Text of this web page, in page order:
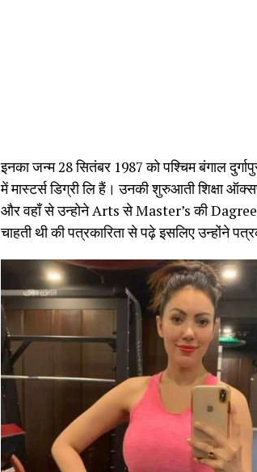
इनका जन्म 28 सितंबर 1987 को पश्चिम बंगाल
में मास्टर्स डिग्री लि हैं। उनकी शुरुआती शिक्षा
और वहाँ से उन्होने Arts से Master’s की Dagree
चाहती थी की पत्रकारिता से पढ़े इसलिए उन्होंने